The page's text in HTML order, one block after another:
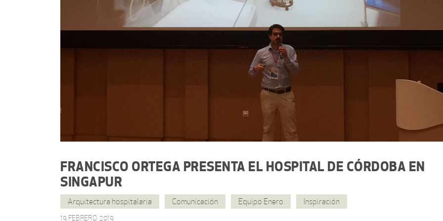
FRANCISCO ORTEGA PRESENTA EL HOSPITAL DE CÓRDOBA EN
SINGAPUR
Arquitectura hospitalaria Comunicación Equipo Enero Inspiración
19 FEBRERO, 2019